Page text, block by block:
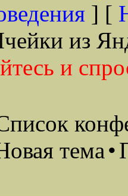
] [
из
и
тема•